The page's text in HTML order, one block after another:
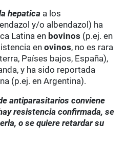
hepatica a los
y/o albendazol) ha
Latina en bovinos (p.ej. en
enovinos, no es rara
Países bajos, España),
y ha sido reportada
(p.ej. en Argentina).
antiparasitarios conviene
resistencia confirmada, se
o se quiere retardar su